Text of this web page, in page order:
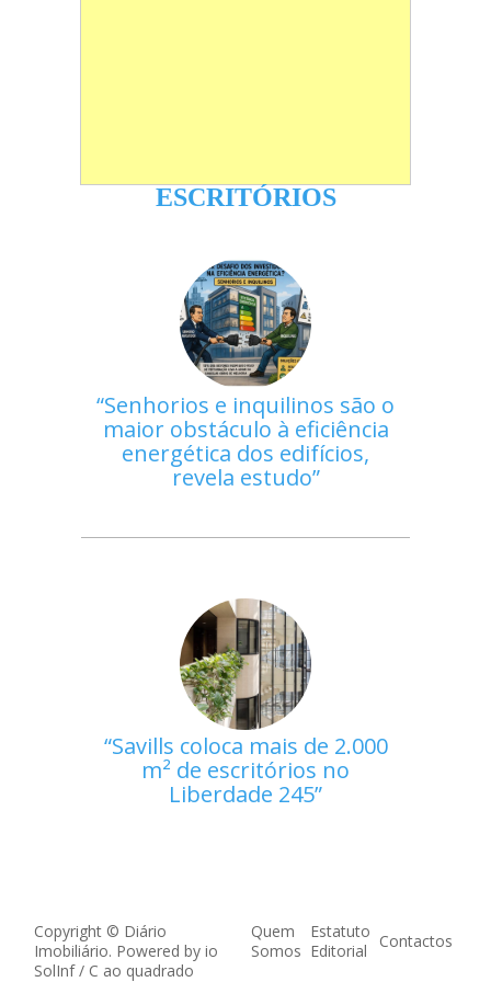
ESCRITÓRIOS
Senhorios e inquilinos são o
maior obstáculo à eficiência
energética dos edifícios,
revela estudo
Savills coloca mais de 2.000
m² de escritórios no
Liberdade 245
Copyright © Diário
Imobiliário. Powered by io
SolInf/ C ao quadrado
Quem
Somos
Estatuto
Editorial
Contactos